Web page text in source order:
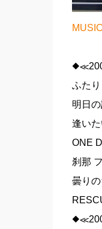
ふた
明日
逢い
ONE
刹那
曇り